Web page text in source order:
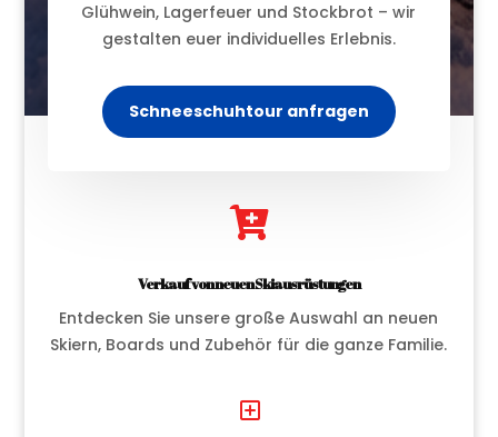
Glühwein, Lagerfeuer und Stockbrot – wir
gestalten euer individuelles Erlebnis.
Schneeschuhtour anfragen

Verkauf von neuen Skiausrüstungen
Entdecken Sie unsere große Auswahl an neuen
Skiern, Boards und Zubehör für die ganze Familie.
Y